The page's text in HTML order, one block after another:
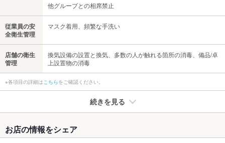
他グループとの相席禁止
従業員の安
全衛生管理
マスク着用、頻繁な手洗い
店舗の衛生
管理
換気設備の設置と換気、多数の人が触れる箇所の消毒、備品/卓
上設置物の消毒
※各項目の詳細は こちらをご確認ください。
続きを見る
禁煙・喫煙 全席禁煙
お店の情報をシェア